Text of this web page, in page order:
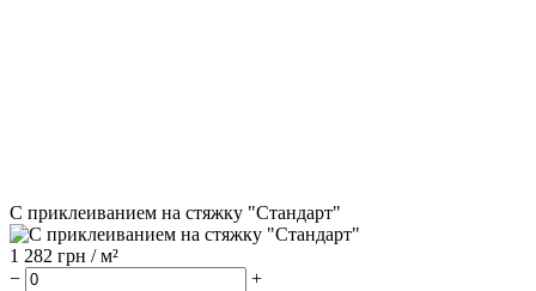
С приклеиванием на стяжку "Стандарт"
1 282 грн / м²
−
+